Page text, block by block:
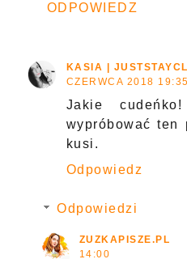
ODPOWIEDZ
KASIA |
CZERWCA 2018 19:35
Jakie
wypróbować ten
kusi.
Odpowiedz
Odpowiedzi
ZUZKAPISZE.PL
14:00